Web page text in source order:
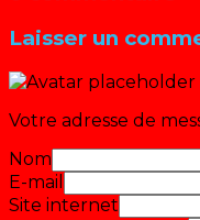
Laisser un
Votre adresse de
Nom
E-mail
Site internet